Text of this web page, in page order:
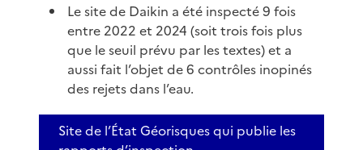
Le site de Daikin a été inspecté 9 fois
entre 2022 et 2024 (soit trois fois plus
que le seuil prévu par les textes) et a
aussi fait l’objet de 6 contrôles inopinés
des rejets dans l’eau.
Site de l’État Géorisques qui publie les